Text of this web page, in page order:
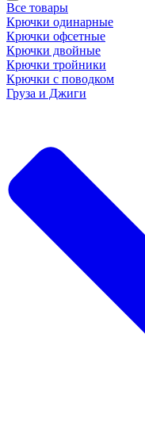
Все товары
Крючки одинарные
Крючки офсетные
Крючки двойные
Крючки тройники
Крючки с поводком
Груза и Джиги